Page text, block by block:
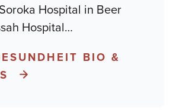
Hospital in Beer
Hospital…
BIO &